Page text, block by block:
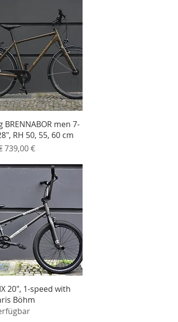
Schnellansicht
BRENNABOR men 7-
RH 50, 55, 60 cm
Sale-Preis
739,00 €
Schnellansicht
20", 1-speed with
Böhm